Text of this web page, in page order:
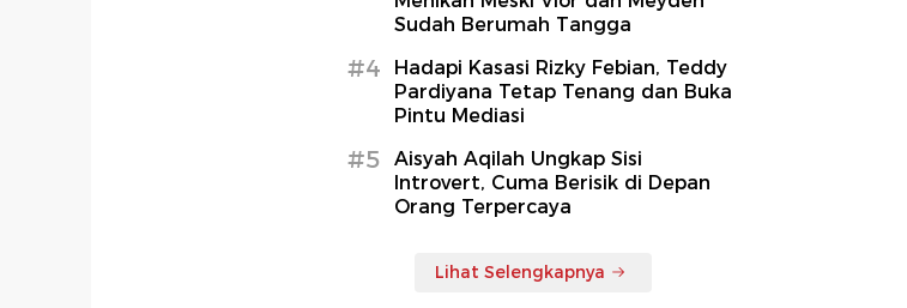
Sudah Berumah Tangga
#4
Hadapi Kasasi Rizky Febian, Teddy
Pardiyana Tetap Tenang dan Buka
Pintu Mediasi
#5
Aisyah Aqilah Ungkap Sisi
Introvert, Cuma Berisik di Depan
Orang Terpercaya
Lihat Selengkapnya